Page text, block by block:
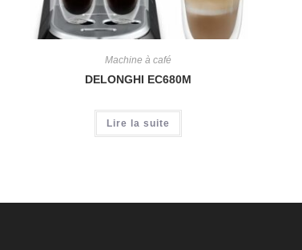
Machine à café
DELONGHI EC680M
Lire la suite